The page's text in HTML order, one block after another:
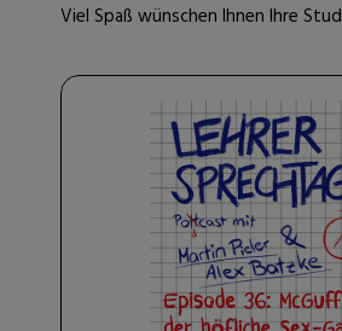
Viel Spaß wünschen Ihnen Ihre